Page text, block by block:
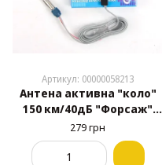
Артикул: 00000058213
Антена активна "коло"
150 км/40дБ "Форсаж"
ТУРБО (mini) Місто(
Висока якість прийому)
279 грн